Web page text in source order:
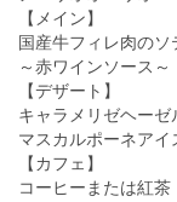
【メイン】
国産牛フィレ肉のソ
～赤ワインソース～
【デザート】
キャラメリゼヘー
マスカルポーネアイ
【カフェ】
コーヒーまたは紅茶